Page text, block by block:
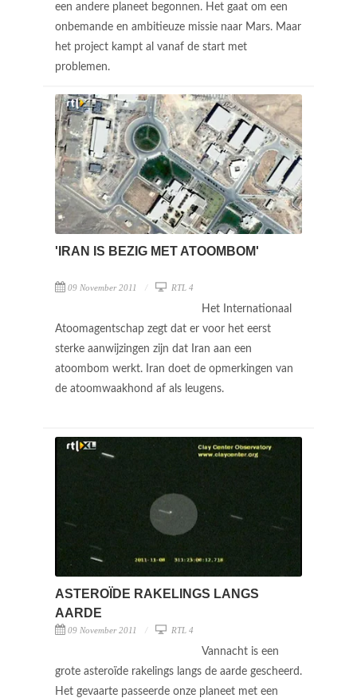
een andere planeet begonnen. Het gaat om een
onbemande en ambitieuze missie naar Mars. Maar
het project kampt al vanaf de start met
problemen.
'IRAN IS BEZIG MET ATOOMBOM'
09 November 2011 RTL 4
Het Internationaal
Atoomagentschap zegt dat er voor het eerst
sterke aanwijzingen zijn dat Iran aan een
atoombom werkt. Iran doet de opmerkingen van
de atoomwaakhond af als leugens.
ASTEROÏDE RAKELINGS LANGS
AARDE
09 November 2011 RTL 4
Vannacht is een
grote asteroïde rakelings langs de aarde gescheerd.
Het gevaarte passeerde onze planeet met een